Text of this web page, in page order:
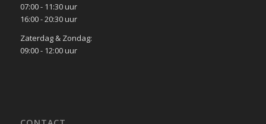
07:00 - 11:30 uur
16:00 - 20:30 uur
Zaterdag & Zondag:
09:00 - 12:00 uur